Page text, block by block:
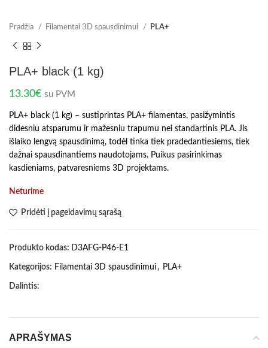
Pradžia Filamentai 3D spausdinimui PLA+
PLA+ black (1 kg)
13.30€ su PVM
PLA+ black (1 kg) – sustiprintas PLA+ filamentas, pasižymintis
didesniu atsparumu ir mažesniu trapumu nei standartinis PLA. Jis
išlaiko lengvą spausdinimą, todėl tinka tiek pradedantiesiems, tiek
dažnai spausdinantiems naudotojams. Puikus pasirinkimas
kasdieniams, patvaresniems 3D projektams.
Neturime
Pridėti į pageidavimų sąrašą
Produkto kodas: D3AFG-P46-E1
Kategorijos: Filamentai 3D spausdinimui , PLA+
Dalintis:
APRAŠYMAS